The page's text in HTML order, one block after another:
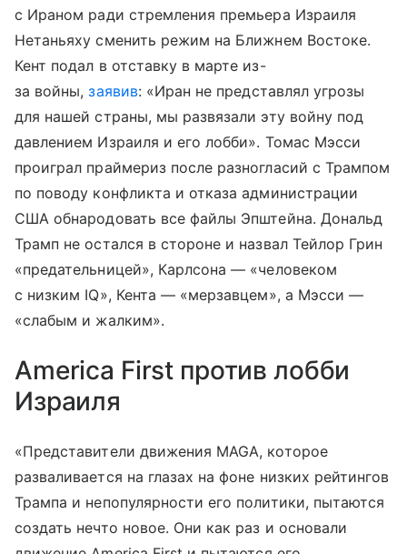
с Ираном ради стремления премьера Израиля
Нетаньяху сменить режим на Ближнем Востоке.
Кент подал в отставку в марте из-
за войны,заявив: «Иран не представлял угрозы
для нашей страны, мы развязали эту войну под
давлением Израиля и его лобби». Томас Мэсси
проиграл праймериз после разногласий с Трампом
по поводу конфликта и отказа администрации
США обнародовать все файлы Эпштейна. Дональд
Трамп не остался в стороне и назвал Тейлор Грин
«предательницей», Карлсона — «человеком
с низким IQ», Кента — «мерзавцем», а Мэсси —
«слабым и жалким».
America First против лобби
Израиля
«Представители движения MAGA, которое
разваливается на глазах на фоне низких рейтингов
Трампа и непопулярности его политики, пытаются
создать нечто новое. Они как раз и основали